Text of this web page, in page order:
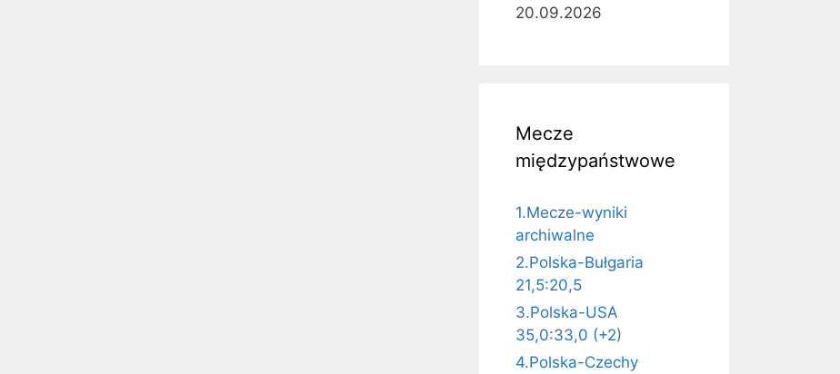
20.09.2026
Mecze
międzypaństwowe
1.Mecze-wyniki
archiwalne
2.Polska-Bułgaria
21,5:20,5
3.Polska-USA
35,0:33,0 (+2)
4.Polska-Czechy